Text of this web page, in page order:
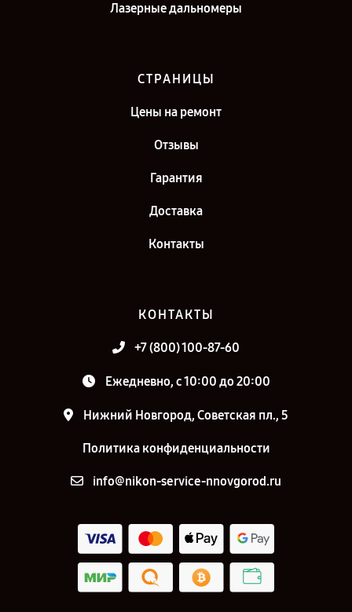
Лазерные дальномеры
СТРАНИЦЫ
Цены на ремонт
Отзывы
Гарантия
Доставка
Контакты
КОНТАКТЫ
+7 (800) 100-87-60
Ежедневно, с 10:00 до 20:00
Нижний Новгород, Советская пл., 5
Политика конфиденциальности
info@nikon-service-nnovgorod.ru